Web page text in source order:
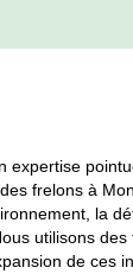
expertise
frelons à
la
utilisons des
de ces